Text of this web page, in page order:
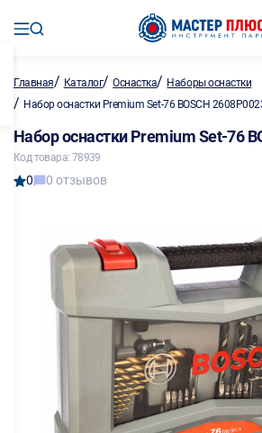
Главная/ Каталог/Оснастка/ Наборы оснастки
/ Набор оснастки Premium Set-76 BOSCH
Набор оснастки Premium Set-76
Код товара: 78939
0 0 отзывов